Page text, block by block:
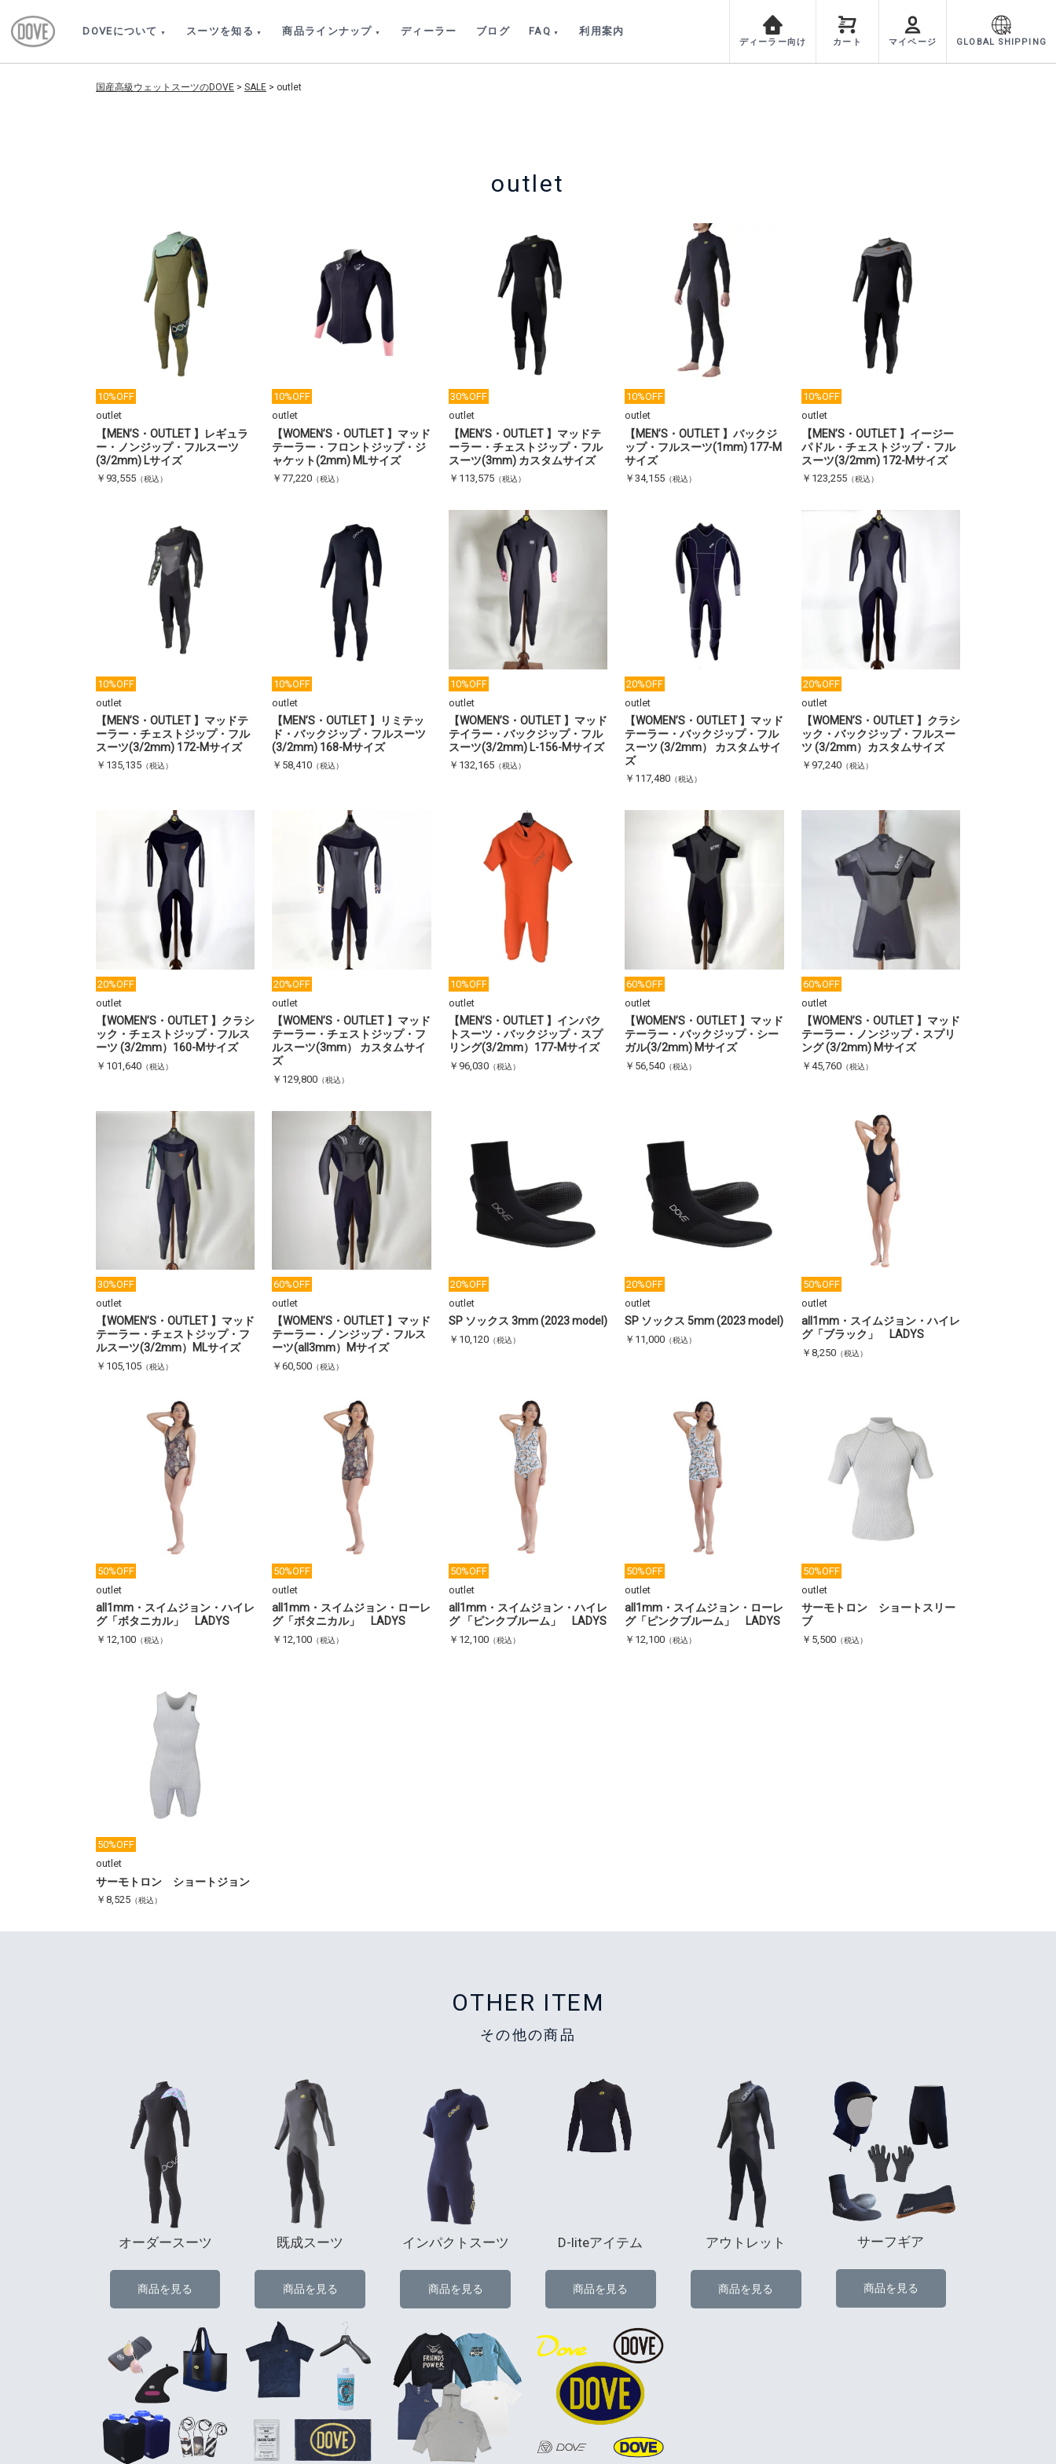
DOVEについて スーツを知る 商品ラインナップ ディーラー ブログ FAQ 利用案内
ディーラー向け カート マイページ GLOBAL SHIPPING
国産高級ウェットスーツのDOVE > SALE > outlet
outlet
10%OFF
outlet
【MEN’S・OUTLET 】レギュラ
ー・ノンジップ・フルスーツ
(3/2mm) Lサイズ
￥93,555 （税込）
10%OFF
outlet
【WOMEN’S・OUTLET 】マッド
テーラー・フロントジップ・ジ
ャケット(2mm) MLサイズ
￥77,220 （税込）
30%OFF
outlet
【MEN’S・OUTLET 】マッドテ
ーラー・チェストジップ・フル
スーツ(3mm) カスタムサイズ
￥113,575（税込）
10%OFF
outlet
【MEN’S・OUTLET 】バックジ
ップ・フルスーツ(1mm) 177-M
サイズ
￥34,155 （税込）
10%OFF
outlet
【MEN’S・OUTLET 】イージー
パドル・チェストジップ・フル
スーツ(3/2mm) 172-Mサイズ
￥123,255（税込）
10%OFF
outlet
【MEN’S・OUTLET 】マッドテ
ーラー・チェストジップ・フル
スーツ(3/2mm) 172-Mサイズ
￥135,135 （税込）
10%OFF
outlet
【MEN’S・OUTLET 】リミテッ
ド・バックジップ・フルスーツ
(3/2mm) 168-Mサイズ
￥58,410 （税込）
10%OFF
outlet
【WOMEN’S・OUTLET 】マッド
テイラー・バックジップ・フル
スーツ(3/2mm) L-156-Mサイズ
￥132,165（税込）
20%OFF
outlet
【WOMEN’S・OUTLET 】マッド
テーラー・バックジップ・フル
スーツ (3/2mm） カスタムサイ
ズ
￥117,480 （税込）
20%OFF
outlet
【WOMEN’S・OUTLET 】クラシ
ック・バックジップ・フルスー
ツ (3/2mm）カスタムサイズ
￥97,240（税込）
20%OFF
outlet
【WOMEN’S・OUTLET 】クラシ
ック・チェストジップ・フルス
ーツ (3/2mm）160-Mサイズ
￥101,640 （税込）
20%OFF
outlet
【WOMEN’S・OUTLET 】マッド
テーラー・チェストジップ・フ
ルスーツ(3mm） カスタムサイ
ズ
￥129,800 （税込）
10%OFF
outlet
【MEN’S・OUTLET 】インパク
トスーツ・バックジップ・スプ
リング(3/2mm）177-Mサイズ
￥96,030（税込）
60%OFF
outlet
【WOMEN’S・OUTLET 】マッド
テーラー・バックジップ・シー
ガル(3/2mm) Mサイズ
￥56,540 （税込）
60%OFF
outlet
【WOMEN’S・OUTLET 】マッド
テーラー・ノンジップ・スプリ
ング (3/2mm) Mサイズ
￥45,760（税込）
30%OFF
outlet
【WOMEN’S・OUTLET 】マッド
テーラー・チェストジップ・フ
ルスーツ(3/2mm）MLサイズ
￥105,105 （税込）
60%OFF
outlet
【WOMEN’S・OUTLET 】マッド
テーラー・ノンジップ・フルス
ーツ(all3mm）Mサイズ
￥60,500 （税込）
20%OFF
outlet
SP ソックス 3mm (2023 model)
￥10,120（税込）
20%OFF
outlet
SP ソックス 5mm (2023 model)
￥11,000 （税込）
50%OFF
outlet
all1mm・スイムジョン・ハイレ
グ「ブラック」 LADYS
￥8,250（税込）
50%OFF
outlet
all1mm・スイムジョン・ハイレ
グ「ボタニカル」 LADYS
￥12,100 （税込）
50%OFF
outlet
all1mm・スイムジョン・ローレ
グ「ボタニカル」 LADYS
￥12,100 （税込）
50%OFF
outlet
all1mm・スイムジョン・ハイレ
グ 「ピンクブルーム」 LADYS
￥12,100（税込）
50%OFF
outlet
all1mm・スイムジョン・ローレ
グ「ピンクブルーム」 LADYS
￥12,100 （税込）
50%OFF
outlet
サーモトロン ショートスリー
ブ
￥5,500（税込）
50%OFF
outlet
サーモトロン ショートジョン
￥8,525 （税込）
OTHER ITEM
その他の商品
オーダースーツ
商品を見る
既成スーツ
商品を見る
インパクトスーツ
商品を見る
D-liteアイテム
商品を見る
アウトレット
商品を見る
サーフギア
商品を見る